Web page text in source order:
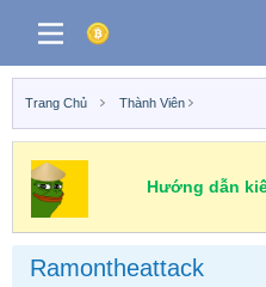
Trang Chủ Thành Viên
Hướng dẫn
Ramontheattack